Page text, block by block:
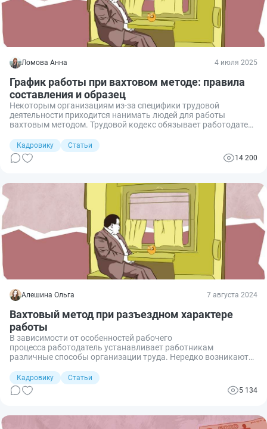
Ломова Анна 4 июля 2025
График работы при вахтовом методе: правила
составления и образец
Некоторым организациям из-за специфики трудовой
деятельности приходится нанимать людей для работы
вахтовым методом. Трудовой кодекс обязывает работодателя
составлять график. Я разобралась и расскажу, как правильно
это сделать, чтобы не нарушить закон и сохранить здоровье
вахтовиков.
Кадровику
Статьи
14 200
Алешина Ольга 7 августа 2024
Вахтовый метод при разъездном характере
работы
В зависимости от особенностей рабочего
процесса работодатель устанавливает работникам
различные способы организации труда. Нередко возникают
другой или объединить их. Так ко мне обратится за советом
знакомый кадровик. На их предприятии сотрудникам,
работающим вахтовым методом, планируется установить
организовать разъездной характер работы при вахтовом
Кадровику
Статьи
5 134